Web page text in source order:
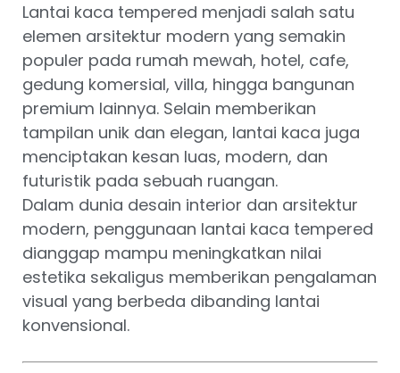
Lantai kaca tempered menjadi salah satu
elemen arsitektur modern yang semakin
populer pada rumah mewah, hotel, cafe,
gedung komersial, villa, hingga bangunan
premium lainnya. Selain memberikan
tampilan unik dan elegan, lantai kaca juga
menciptakan kesan luas, modern, dan
futuristik pada sebuah ruangan.
Dalam dunia desain interior dan arsitektur
modern, penggunaan lantai kaca tempered
dianggap mampu meningkatkan nilai
estetika sekaligus memberikan pengalaman
visual yang berbeda dibanding lantai
konvensional.